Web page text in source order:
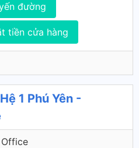
đường
tiền cửa hàng
1 Phú Yên -